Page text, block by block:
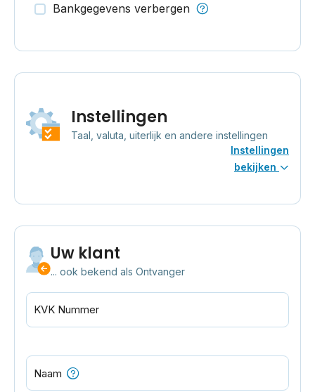
Bankgegevens verbergen
Instellingen
Taal, valuta, uiterlijk en andere instellingen
Instellingen
bekijken
Uw klant
... ook bekend als Ontvanger
KVK Nummer
Naam